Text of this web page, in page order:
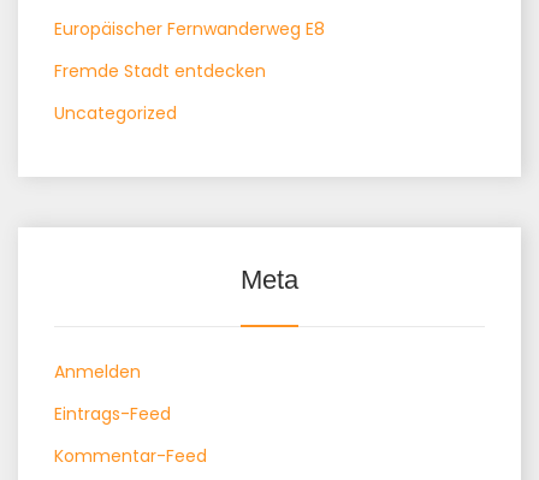
Europäischer Fernwanderweg E8
Fremde Stadt entdecken
Uncategorized
Meta
Anmelden
Eintrags-Feed
Kommentar-Feed